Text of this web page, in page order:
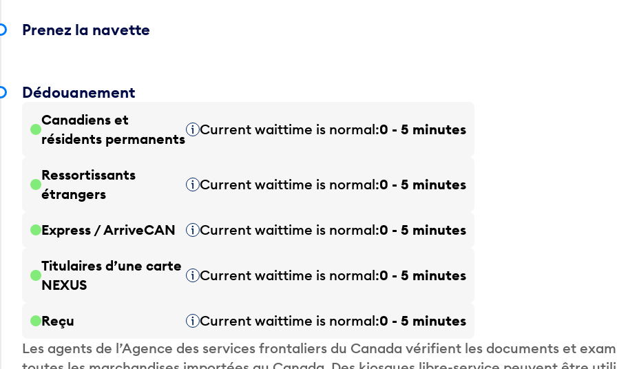
Prenez la navette
Dédouanement
Canadiens et
résidents permanentsInfobulle
Current waittime is normal 0 - 5 minutes
Ressortissants
étrangers
Infobulle
Current waittime is normal 0 - 5 minutes
Express / ArriveCAN Infobulle
Current waittime is normal 0 - 5 minutes
Titulaires d’une carte
NEXUS
Infobulle
Current waittime is normal 0 - 5 minutes
Reçu Infobulle
Current waittime is normal 0 - 5 minutes
Les agents de l’Agence des services frontaliers du Canada vérifient les documents et